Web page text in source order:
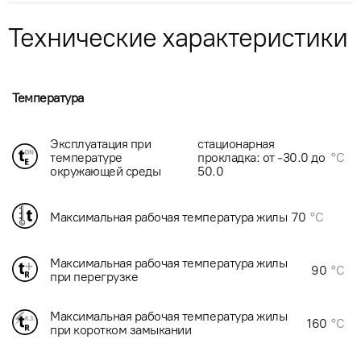
Технические характеристики
Температура
Эксплуатация при
температуре
окружающей среды
стационарная
прокладка: от -30.0 до
50.0
°C
Максимальная рабочая температура жилы 70 °C
Максимальная рабочая температура жилы
при перегрузке
90 °C
Максимальная рабочая температура жилы
при коротком замыкании
160 °C